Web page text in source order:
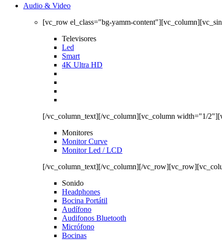
Audio & Video
[vc_row el_class="bg-yamm-
Televisores
Led
Smart
4K Ultra HD
[/vc_column_text][/vc_column][vc_column width="1/
Monitores
Monitor Curve
Monitor Led / LCD
[/vc_column_text][/vc_column][/
Sonido
Headphones
Bocina Portátil
Audífono
Audifonos Bluetooth
Micrófono
Bocinas